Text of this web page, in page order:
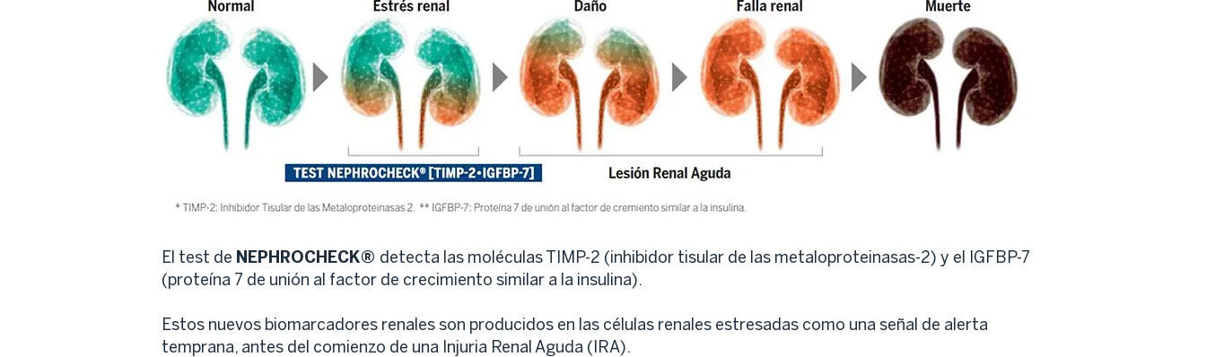
El test de NEPHROCHECK® detecta las moléculas TIMP-2 (inhibidor tisular de las metaloproteinasas-2) y el IGFBP-7
(proteína 7 de unión al factor de crecimiento similar a la insulina).
Estos nuevos biomarcadores renales son producidos en las células renales estresadas como una señal de alerta
temprana, antes del comienzo de una Injuria Renal Aguda (IRA).